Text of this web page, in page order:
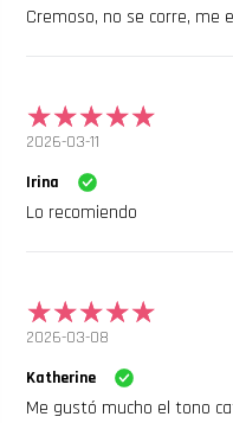
Cremoso, no se corre, me
2026-03-11
Irina
Lo recomiendo
2026-03-08
Katherine
Me gustó mucho el tono